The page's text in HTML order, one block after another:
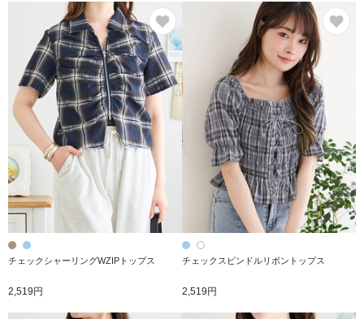
チェックシャーリングWZIPトップス
2,519円
チェックスピンドルリボントップス
2,519円